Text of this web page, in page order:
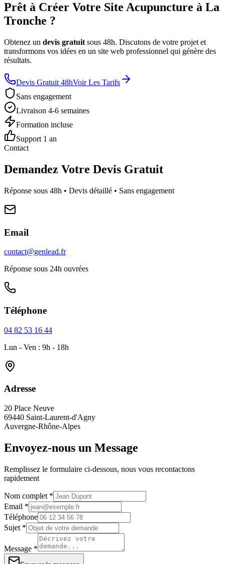
Prêt à Créer Votre Site Acupuncture à La
Tronche ?
Obtenez un devis gratuit sous 48h. Discutons de votre projet et
transformons vos idées en un site web professionnel qui génère des
résultats.
Devis Gratuit 48hVoir Les Tarifs
Sans engagement
Livraison 4-6 semaines
Formation incluse
Support 1 an
Contact
Demandez Votre Devis Gratuit
Réponse sous 48h • Devis détaillé • Sans engagement
Email
contact@genlead.fr
Réponse sous 24h ouvrées
Téléphone
04 82 53 16 44
Lun - Ven : 9h - 18h
Adresse
20 Place Neuve
69440 Saint-Laurent-d'Agny
Auvergne-Rhône-Alpes
Envoyez-nous un Message
Remplissez le formulaire ci-dessous, nous vous recontactons
rapidement
Nom complet *
Email *
Téléphone
Sujet *
Message *